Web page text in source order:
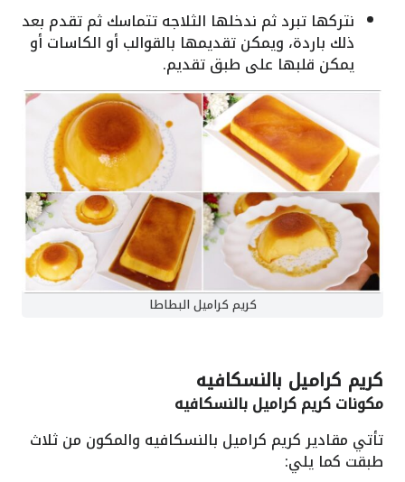
نتركها تبرد ثم ندخلها الثلاجه تتماسك ثم تقدم بعد
ذلك باردة، ويمكن تقديمها بالقوالب أو الكاسات أو
يمكن قلبها على طبق تقديم.
كريم كراميل البطاطا
كريم كراميل بالنسكافيه
مكونات كريم كراميل بالنسكافيه
تأتي مقادير كريم كراميل بالنسكافيه والمكون من ثلاث
طبقت كما يلي: